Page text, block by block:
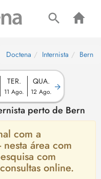
Doctena Internista Bern
TER.
11 Ago.
QUA.
12 Ago.
perto de Bern
com a
área com
com
online.